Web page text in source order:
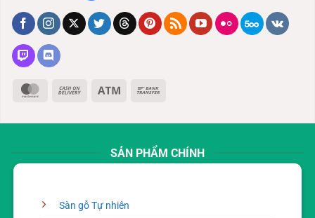
MasterCard
Cash
Delivery
Atm
SẢN PHẨM CHÍNH
Sàn gỗ Tự nhiên